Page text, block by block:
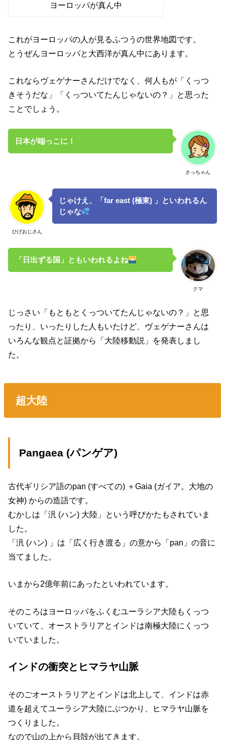
ヨーロッパが真ん中
これがヨーロッパの人が見るふつうの世界地図です。
とうぜんヨーロッパと大西洋が真ん中にあります。
これならヴェゲナーさんだけでなく、何人もが「くっつ
きそうだな」「くっついてたんじゃないの？」と思った
ことでしょう。
さっちゃん
日本が端っこに！
ひげおじさん
じゃけえ、「far east (極東) 」といわれるん
じゃな
クマ
「日出ずる国」ともいわれるよね
じっさい「もともとくっついてたんじゃないの？」と思
ったり、いったりした人もいたけど、ヴェゲナーさんは
いろんな観点と証拠から「大陸移動説」を発表しまし
た。
超大陸
Pangaea (パンゲア)
古代ギリシア語のpan (すべての) ＋Gaia (ガイア。大地の
女神) からの造語です。
むかしは「汎 (ハン) 大陸」という呼びかたもされていま
した。
「汎 (ハン) 」は「広く行き渡る」の意から「pan」の音に
当てました。
いまから2億年前にあったといわれています。
そのころはヨーロッパをふくむユーラシア大陸もくっつ
いていて、オーストラリアとインドは南極大陸にくっつ
いていました。
インドの衝突とヒマラヤ山脈
そのごオーストラリアとインドは北上して、インドは赤
道を超えてユーラシア大陸にぶつかり、ヒマラヤ山脈を
つくりました。
なので山の上から貝殻が出てきます。